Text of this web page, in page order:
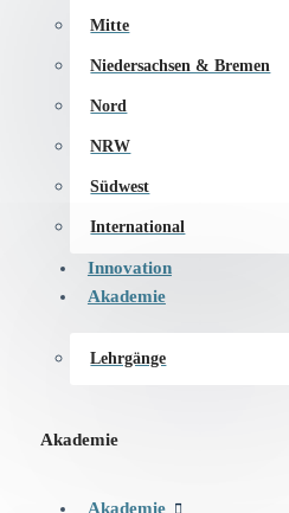
Mitte
Niedersachsen & Bremen
Nord
NRW
Südwest
International
Innovation
Akademie
Lehrgänge
Akademie
Akademie